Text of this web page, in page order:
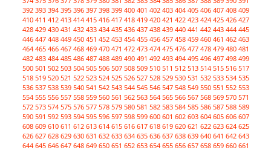
392 393 394 395 396 397 398 399 400 401 402 403 404 405 406 407 408 409
410 411 412 413 414 415 416 417 418 419 420 421 422 423 424 425 426 427
428 429 430 431 432 433 434 435 436 437 438 439 440 441 442 443 444 445
446 447 448 449 450 451 452 453 454 455 456 457 458 459 460 461 462 463
464 465 466 467 468 469 470 471 472 473 474 475 476 477 478 479 480 481
482 483 484 485 486 487 488 489 490 491 492 493 494 495 496 497 498 499
500 501 502 503 504 505 506 507 508 509 510 511 512 513 514 515 516 517
518 519 520 521 522 523 524 525 526 527 528 529 530 531 532 533 534 535
536 537 538 539 540 541 542 543 544 545 546 547 548 549 550 551 552 553
554 555 556 557 558 559 560 561 562 563 564 565 566 567 568 569 570 571
572 573 574 575 576 577 578 579 580 581 582 583 584 585 586 587 588 589
590 591 592 593 594 595 596 597 598 599 600 601 602 603 604 605 606 607
608 609 610 611 612 613 614 615 616 617 618 619 620 621 622 623 624 625
626 627 628 629 630 631 632 633 634 635 636 637 638 639 640 641 642 643
644 645 646 647 648 649 650 651 652 653 654 655 656 657 658 659 660 661